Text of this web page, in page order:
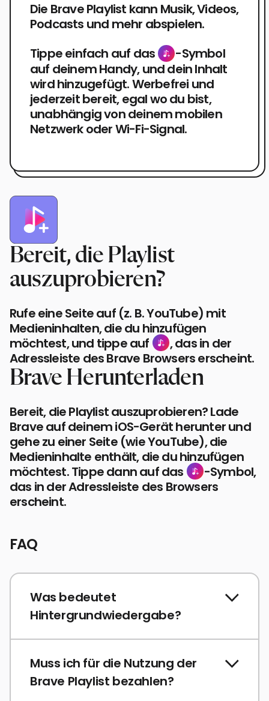
Die Brave Playlist kann Musik, Videos,
Podcasts und mehr abspielen.
Tippe einfach auf das
-Symbol
auf deinem Handy, und dein Inhalt
wird hinzugefügt. Werbefrei und
jederzeit bereit, egal wo du bist,
unabhängig von deinem mobilen
Netzwerk oder Wi-Fi-Signal.
Bereit, die Playlist
auszuprobieren?
Rufe eine Seite auf (z. B. YouTube) mit
Medieninhalten, die du hinzufügen
möchtest, und tippe auf
, das in der
Adressleiste des Brave Browsers erscheint.
Brave Herunterladen
Bereit, die Playlist auszuprobieren? Lade
Brave auf deinem iOS-Gerät herunter und
gehe zu einer Seite (wie YouTube), die
Medieninhalte enthält, die du hinzufügen
möchtest. Tippe dann auf das
-Symbol,
das in der Adressleiste des Browsers
erscheint.
FAQ
Was bedeutet
Hintergrundwiedergabe?
Muss ich für die Nutzung der
Brave Playlist bezahlen?